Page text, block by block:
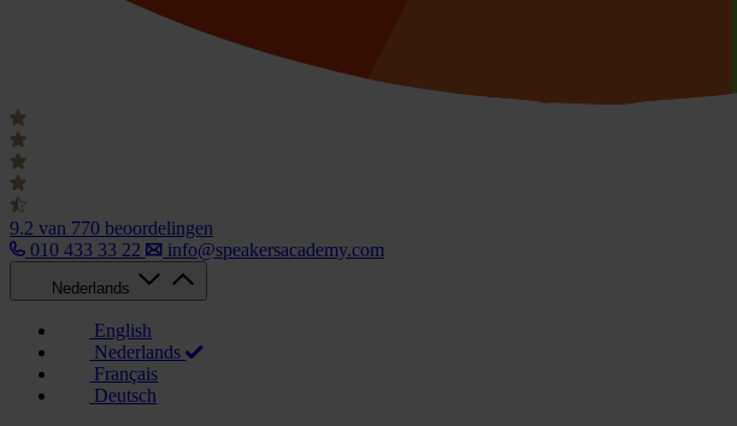
9.2 van 770 beoordelingen
010 433 33 22
info@speakersacademy.com
Nederlands
English
Nederlands
Français
Deutsch